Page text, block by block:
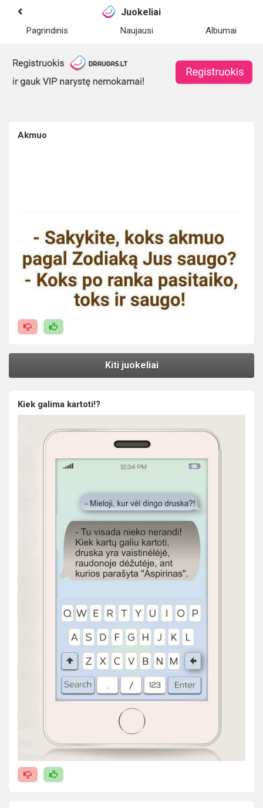
Juokeliai
Pagrindinis Naujausi Albumai
Akmuo
Kiti juokeliai
Kiek galima kartoti!?